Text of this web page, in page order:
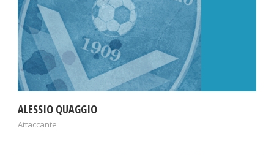
ALESSIO QUAGGIO
Attaccante